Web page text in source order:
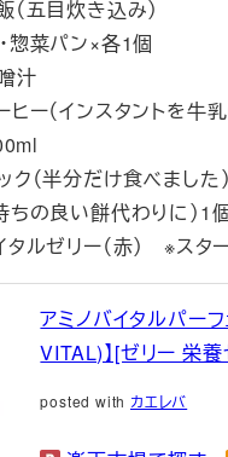
（五目炊き込み）
惣菜パン×各1個
汁
ヒー（インスタントを牛
ク（半分だけ食べました）
ちの良い餅代わりに）1
タルゼリー（赤） ※スタ
アミノバイタルパー
VITAL)】[ゼリー 栄
posted with カエレバ